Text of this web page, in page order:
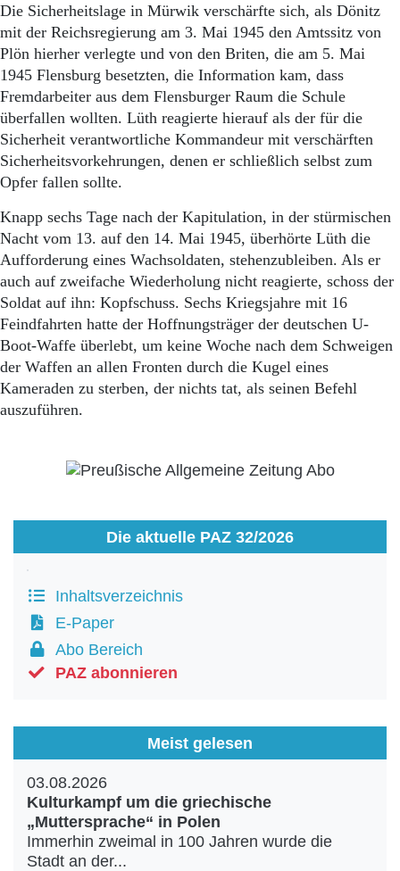
Die Sicherheitslage in Mürwik verschärfte sich, als Dönitz
mit der Reichsregierung am 3. Mai 1945 den Amtssitz von
Plön hierher verlegte und von den Briten, die am 5. Mai
1945 Flensburg besetzten, die Information kam, dass
Fremdarbeiter aus dem Flensburger Raum die Schule
überfallen wollten. Lüth reagierte hierauf als der für die
Sicherheit verantwortliche Kommandeur mit verschärften
Sicherheitsvorkehrungen, denen er schließlich selbst zum
Opfer fallen sollte.
Knapp sechs Tage nach der Kapitulation, in der stürmischen
Nacht vom 13. auf den 14. Mai 1945, überhörte Lüth die
Aufforderung eines Wachsoldaten, stehenzubleiben. Als er
auch auf zweifache Wiederholung nicht reagierte, schoss der
Soldat auf ihn: Kopfschuss. Sechs Kriegsjahre mit 16
Feindfahrten hatte der Hoffnungsträger der deutschen U-
Boot-Waffe überlebt, um keine Woche nach dem Schweigen
der Waffen an allen Fronten durch die Kugel eines
Kameraden zu sterben, der nichts tat, als seinen Befehl
auszuführen.
Die aktuelle PAZ 32/2026
Inhaltsverzeichnis
E-Paper
Abo Bereich
PAZ abonnieren
Meist gelesen
03.08.2026
Kulturkampf um die griechische
„Muttersprache“ in Polen
Immerhin zweimal in 100 Jahren wurde die
Stadt an der...